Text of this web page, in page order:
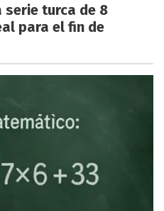
serie turca de 8
para el fin de